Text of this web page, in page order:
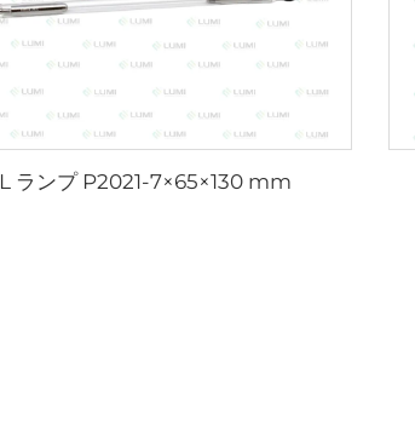
ランプ P2021-7×65×130 mm